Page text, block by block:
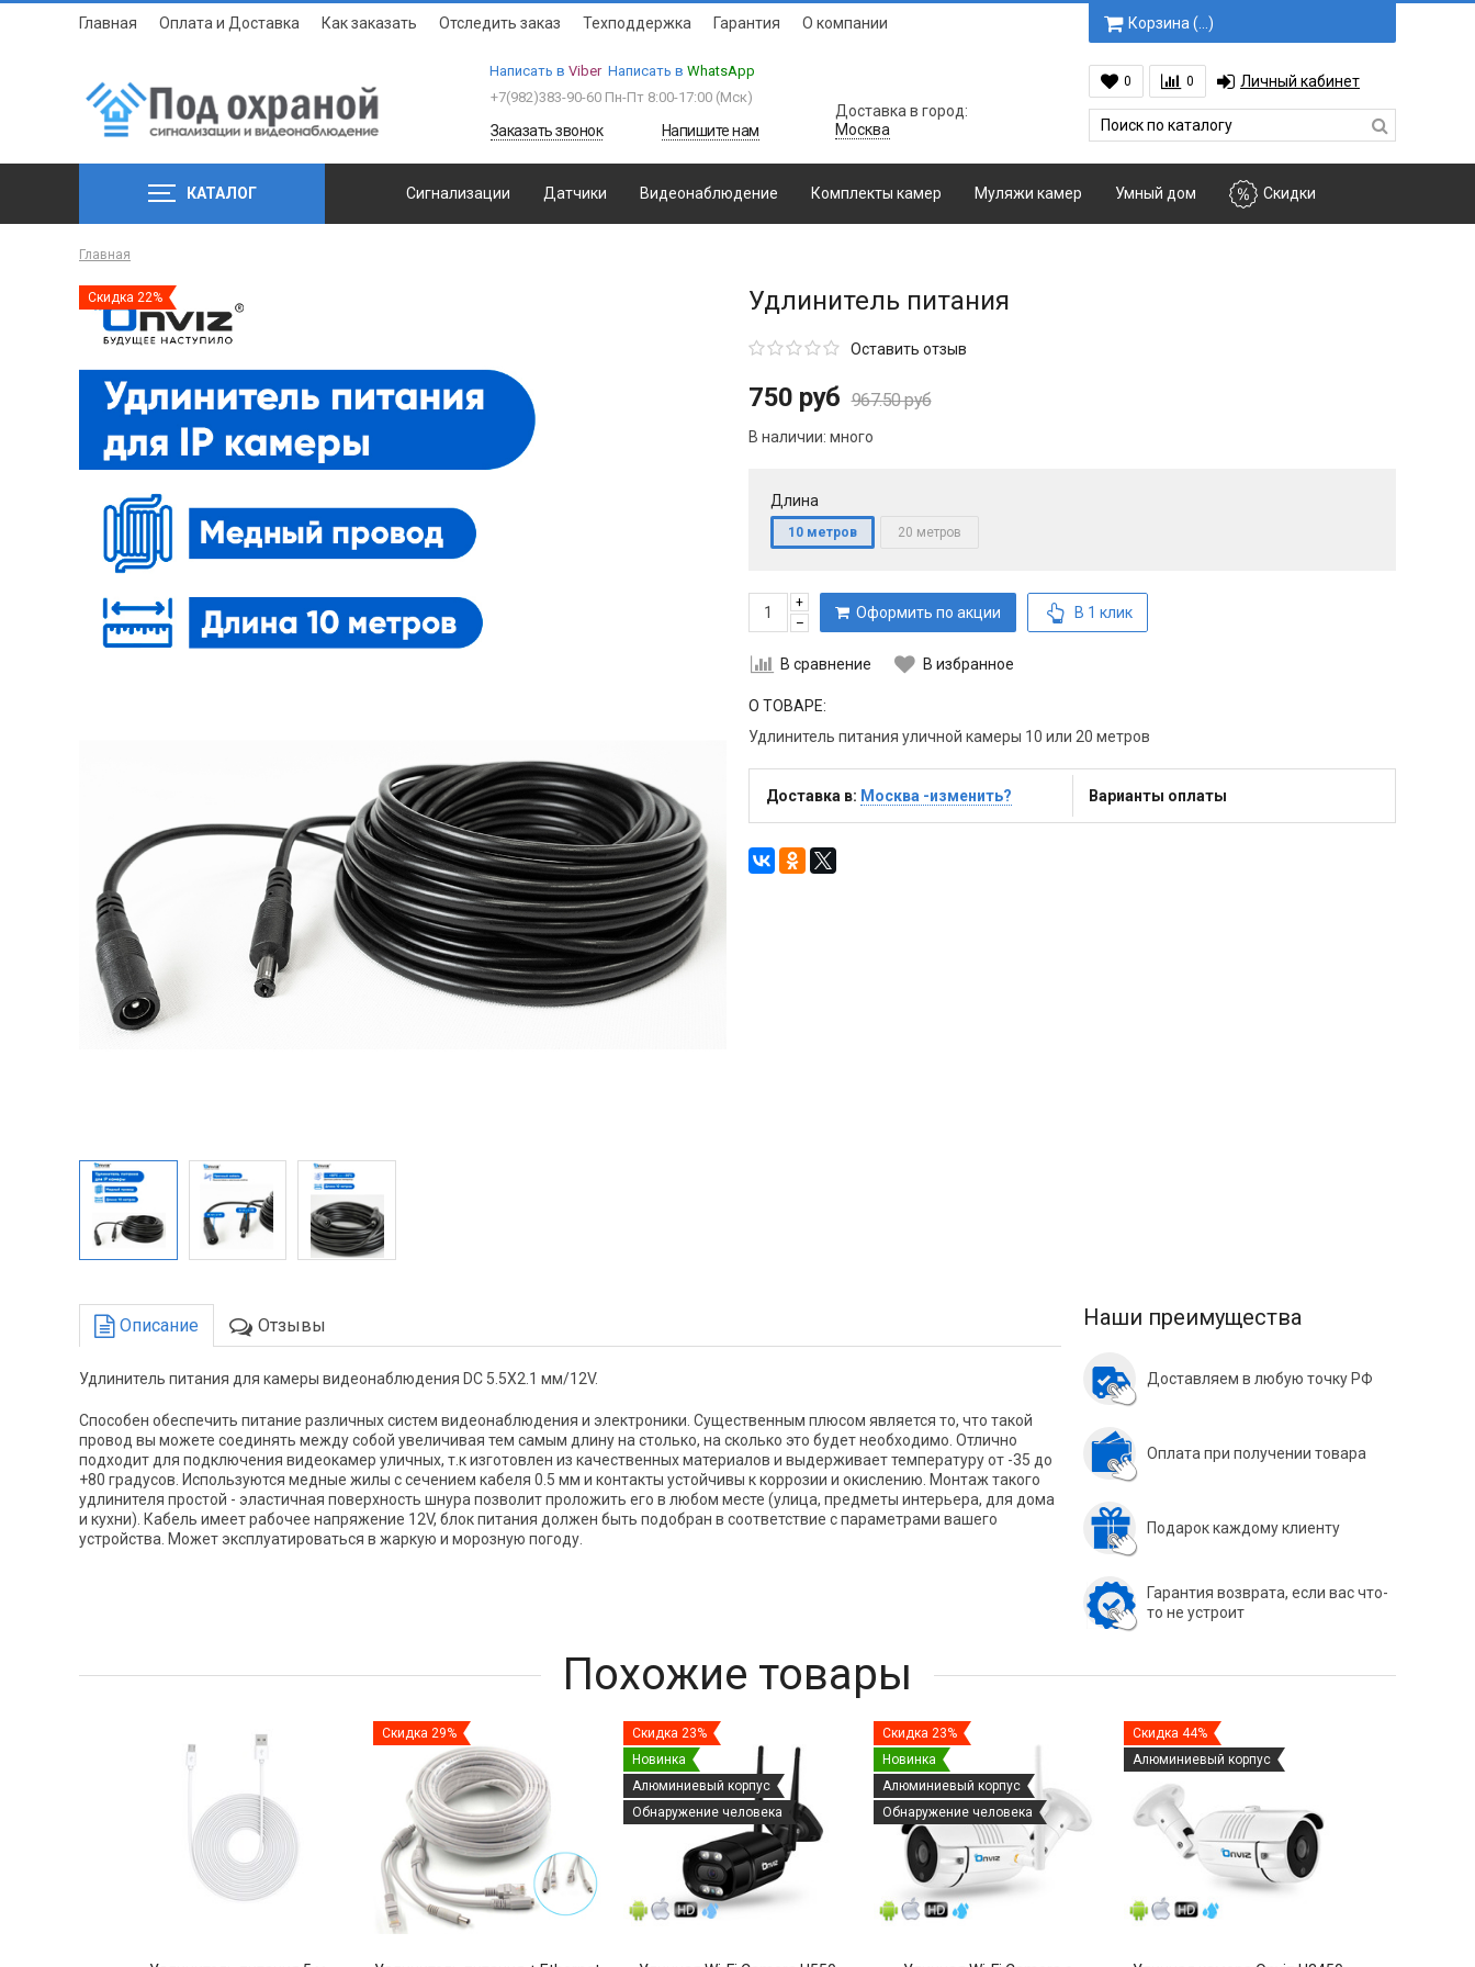
Главная Оплата и Доставка Как заказать Отследить заказ Техподдержка Гарантия О компании Корзина ( )
Написать в Viber Написать в WhatsApp
+7(982)383-90-60 Пн-Пт 8:00-17:00 (Мcк)
Заказать звонок Напишите нам
Доставка в город:
Москва
0 0 Личный кабинет
КАТАЛОГ Сигнализации Датчики Видеонаблюдение Комплекты камер Муляжи камер Умный дом Скидки
Главная
Скидка 22% Удлинитель питания
Оставить отзыв
750 руб 967.50 руб
В наличии: много
Длина
10 метров 20 метров
+
–
Оформить по акции В 1 клик
В сравнение В избранное
О ТОВАРЕ:
Удлинитель питания уличной камеры 10 или 20 метров
Доставка в: Москва -изменить? Варианты оплаты
Описание Отзывы
Удлинитель питания для камеры видеонаблюдения DC 5.5Х2.1 мм/12V.
Способен обеспечить питание различных систем видеонаблюдения и электроники. Существенным плюсом является то, что такой
провод вы можете соединять между собой увеличивая тем самым длину на столько, на сколько это будет необходимо. Отлично
подходит для подключения видеокамер уличных, т.к изготовлен из качественных материалов и выдерживает температуру от -35 до
+80 градусов. Используются медные жилы с сечением кабеля 0.5 мм и контакты устойчивы к коррозии и окислению. Монтаж такого
удлинителя простой - эластичная поверхность шнура позволит проложить его в любом месте (улица, предметы интерьера, для дома
и кухни). Кабель имеет рабочее напряжение 12V, блок питания должен быть подобран в соответствие с параметрами вашего
устройства. Может эксплуатироваться в жаркую и морозную погоду.
Наши преимущества
Доставляем в любую точку РФ
Оплата при получении товара
Подарок каждому клиенту
Гарантия возврата, если вас что-
то не устроит
Похожие товары
Скидка 29%
Скидка 23%
Новинка
Алюминиевый корпус
Обнаружение человека
Скидка 23%
Новинка
Алюминиевый корпус
Обнаружение человека
Скидка 44%
Алюминиевый корпус